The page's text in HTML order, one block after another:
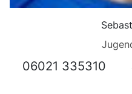
06021 335310